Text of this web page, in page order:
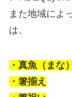
また地域によ
は、
・真魚（まな
・箸揃え